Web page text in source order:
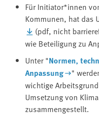
Für Initiator*innen
Kommunen, hat das
(pdf, nicht
wie Beteiligung zu
Unter "Normen,
Anpassung
"
wichtige
Umsetzung von
zusammengestellt.